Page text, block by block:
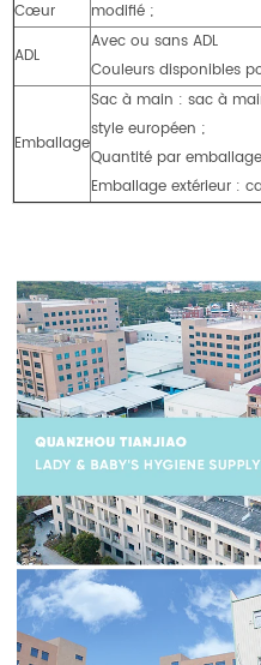
Cœur
modifié ;
ADL
Avec ou sans ADL
Couleurs disponibles
Emballage
Sac à main : sac à
style européen ;
Quantité par
Emballage extérieur :